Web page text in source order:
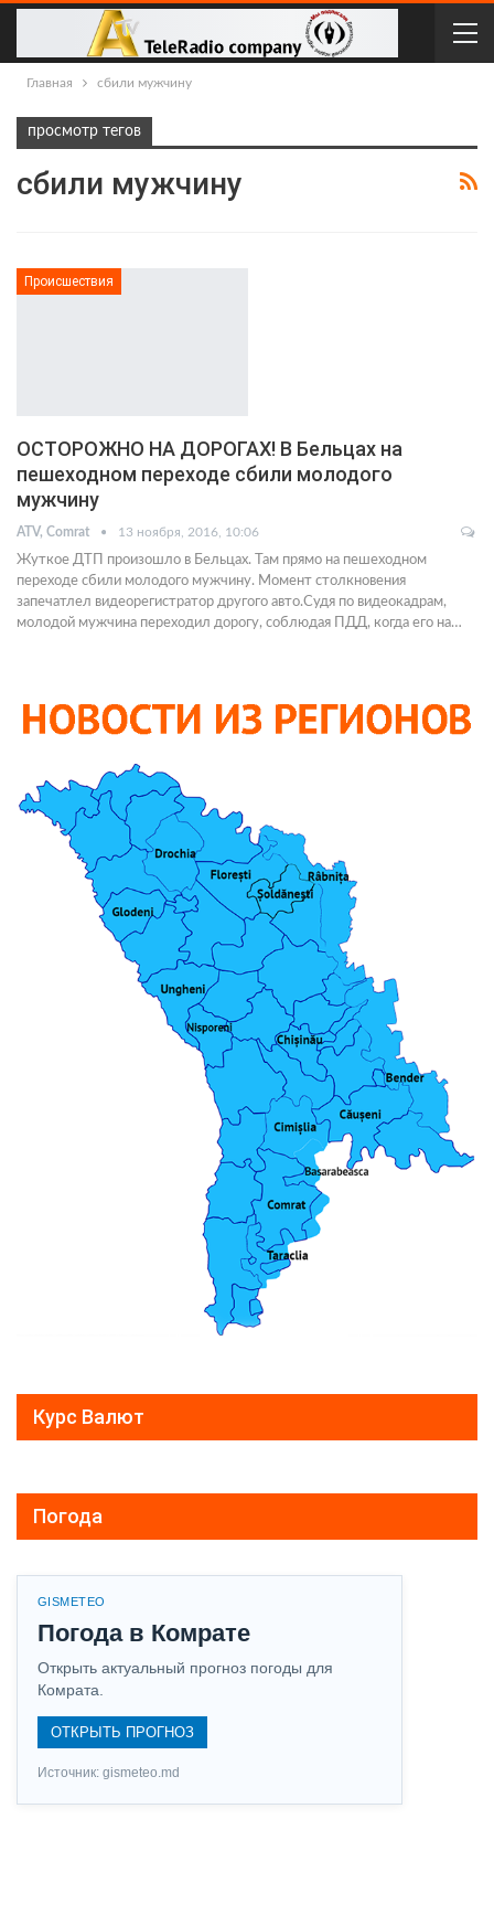
Главная сбили мужчину
просмотр тегов
сбили мужчину
Происшествия
ОСТОРОЖНО НА ДОРОГАХ! В Бельцах на
пешеходном переходе сбили молодого
мужчину
ATV, Comrat 13 ноября, 2016, 10:06
Жуткое ДТП произошло в Бельцах. Там прямо на пешеходном
переходе сбили молодого мужчину. Момент столкновения
запечатлел видеорегистратор другого авто.Судя по видеокадрам,
молодой мужчина переходил дорогу, соблюдая ПДД, когда его на…
Курс Валют
Погода
GISMETEO
Погода в Комрате
Открыть актуальный прогноз погоды для
Комрата.
ОТКРЫТЬ ПРОГНОЗ
Источник: gismeteo.md